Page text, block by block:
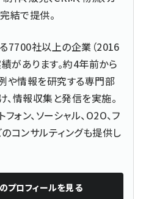
結で提供。
7700社以上の企業（2016
があります。約4年前から
や情報を研究する専門部
、情報収集と発信を実施。
ォン、ソーシャル、O2O、フ
コンサルティングも提供し
のプロフィールを見る